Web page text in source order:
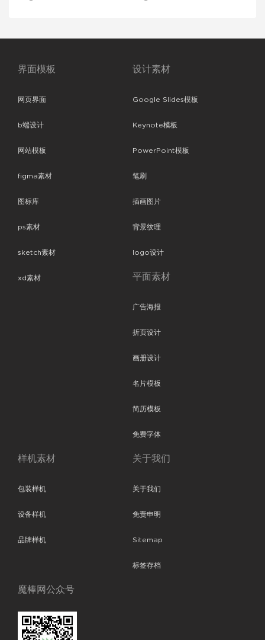
界面模板
网页界面
b端设计
网站模板
figma素材
图标库
ps素材
sketch素材
xd素材
设计素材
Google Slides模板
Keynote模板
PowerPoint模板
笔刷
插画图片
背景纹理
logo设计
平面素材
广告海报
折页设计
画册设计
名片模板
简历模板
免费字体
样机素材
包装样机
设备样机
品牌样机
关于我们
关于我们
免责申明
Sitemap
标签存档
魔棒网公众号